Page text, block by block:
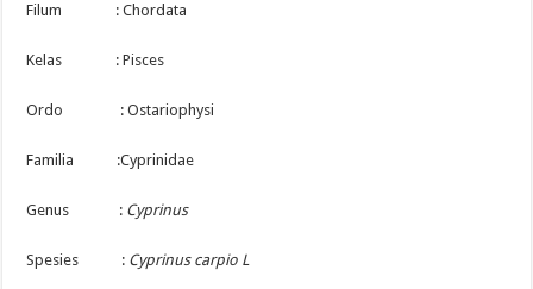
Filum : Chordata
Kelas : Pisces
Ordo : Ostariophysi
Familia :Cyprinidae
Genus : Cyprinus
Spesies : Cyprinus carpio L